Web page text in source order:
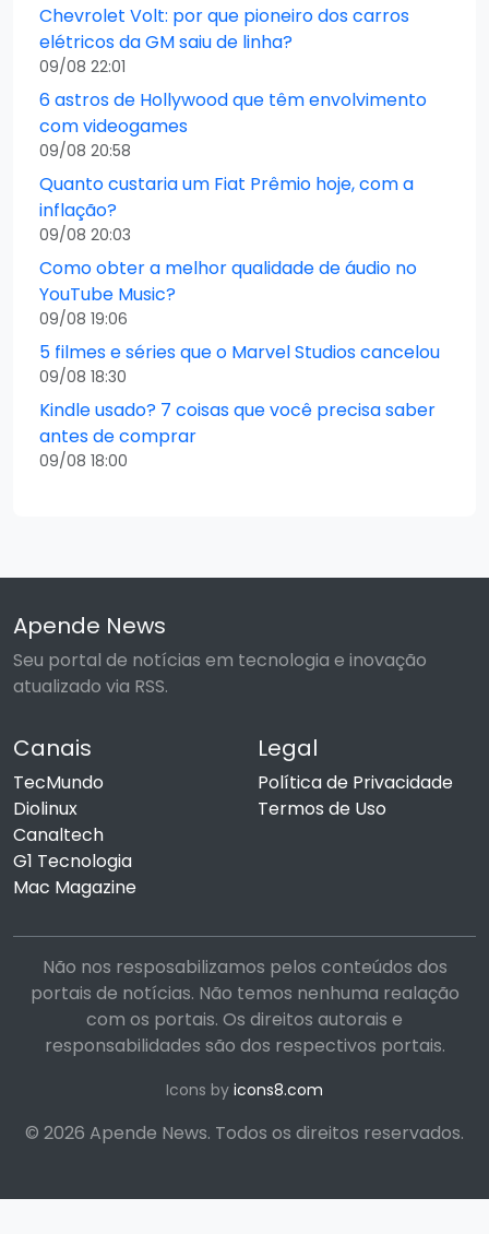
Chevrolet Volt: por que pioneiro dos carros
elétricos da GM saiu de linha?
09/08 22:01
6 astros de Hollywood que têm envolvimento
com videogames
09/08 20:58
Quanto custaria um Fiat Prêmio hoje, com a
inflação?
09/08 20:03
Como obter a melhor qualidade de áudio no
YouTube Music?
09/08 19:06
5 filmes e séries que o Marvel Studios cancelou
09/08 18:30
Kindle usado? 7 coisas que você precisa saber
antes de comprar
09/08 18:00
Apende News
Seu portal de notícias em tecnologia e inovação
atualizado via RSS.
Canais
TecMundo
Diolinux
Canaltech
G1 Tecnologia
Mac Magazine
Legal
Política de Privacidade
Termos de Uso
Não nos resposabilizamos pelos conteúdos dos
portais de notícias. Não temos nenhuma realação
com os portais. Os direitos autorais e
responsabilidades são dos respectivos portais.
Icons by icons8.com
© 2026 Apende News. Todos os direitos reservados.